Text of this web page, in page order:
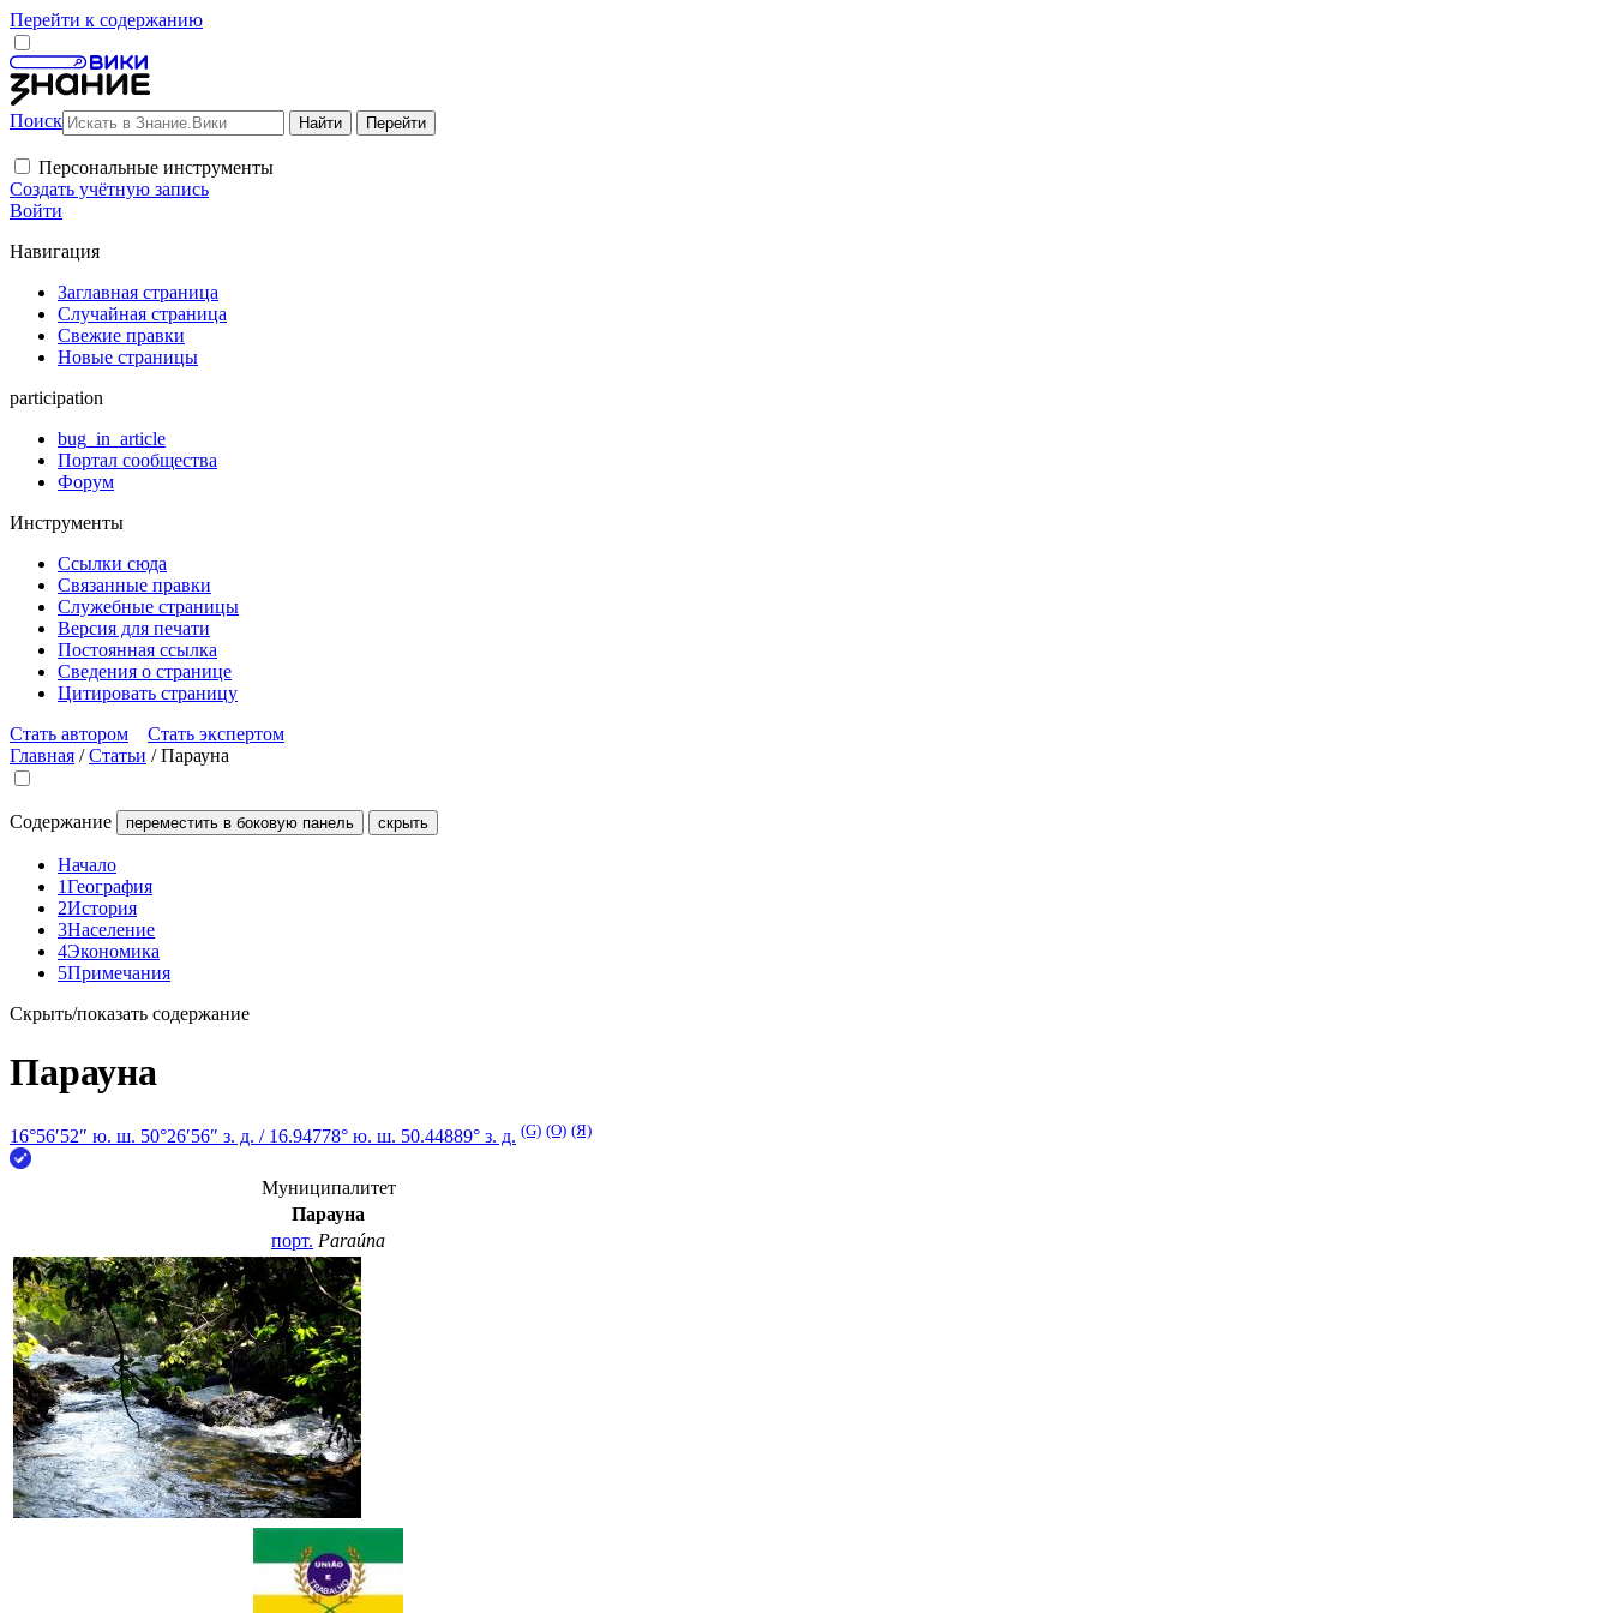
Перейти к содержанию
Поиск
Персональные инструменты
Создать учётную запись
Войти
Навигация
Заглавная страница
Случайная страница
Свежие правки
Новые страницы
participation
bug_in_article
Портал сообщества
Форум
Инструменты
Ссылки сюда
Связанные правки
Служебные страницы
Версия для печати
Постоянная ссылка
Сведения о странице
Цитировать страницу
Стать автором
Стать экспертом
Главная /Статьи /Парауна
Содержание переместить в боковую панель скрыть
Начало
1География
2История
3Население
4Экономика
5Примечания
Скрыть/показать содержание
Парауна
16°56′52″ ю. ш. 50°26′56″ з. д. / 16.94778° ю. ш. 50.44889° з. д. (G) (O) (Я)
Муниципалитет
Парауна
порт. Paraúna